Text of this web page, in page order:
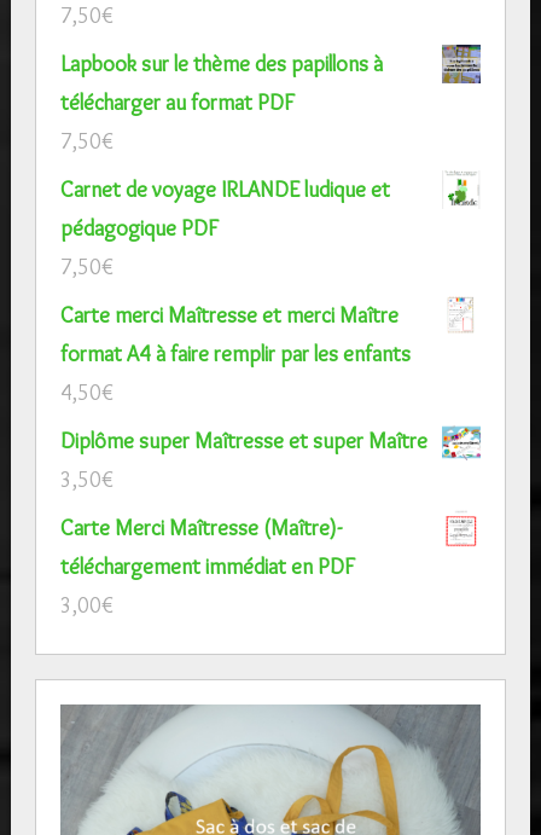
7,50€
Lapbook sur le thème des papillons à
télécharger au format PDF
7,50€
Carnet de voyage IRLANDE ludique et
pédagogique PDF
7,50€
Carte merci Maîtresse et merci Maître
format A4 à faire remplir par les enfants
4,50€
Diplôme super Maîtresse et super Maître
3,50€
Carte Merci Maîtresse (Maître)-
téléchargement immédiat en PDF
3,00€